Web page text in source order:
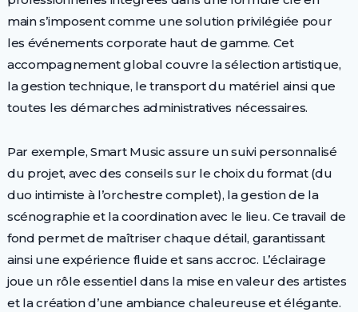
main s’imposent comme une solution privilégiée pour
les événements corporate haut de gamme. Cet
accompagnement global couvre la sélection artistique,
la gestion technique, le transport du matériel ainsi que
toutes les démarches administratives nécessaires.
Par exemple, Smart Music assure un suivi personnalisé
du projet, avec des conseils sur le choix du format (du
duo intimiste à l’orchestre complet), la gestion de la
scénographie et la coordination avec le lieu. Ce travail de
fond permet de maîtriser chaque détail, garantissant
ainsi une expérience fluide et sans accroc. L’éclairage
joue un rôle essentiel dans la mise en valeur des artistes
et la création d’une ambiance chaleureuse et élégante.